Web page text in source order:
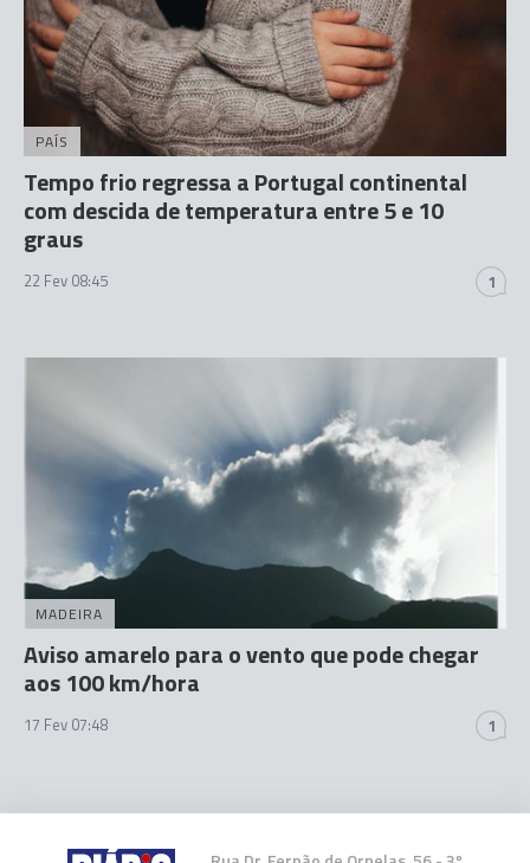
PAÍS
Tempo frio regressa a Portugal continental
com descida de temperatura entre 5 e 10
graus
22 Fev 08:45 1
MADEIRA
Aviso amarelo para o vento que pode chegar
aos 100 km/hora
17 Fev 07:48 1